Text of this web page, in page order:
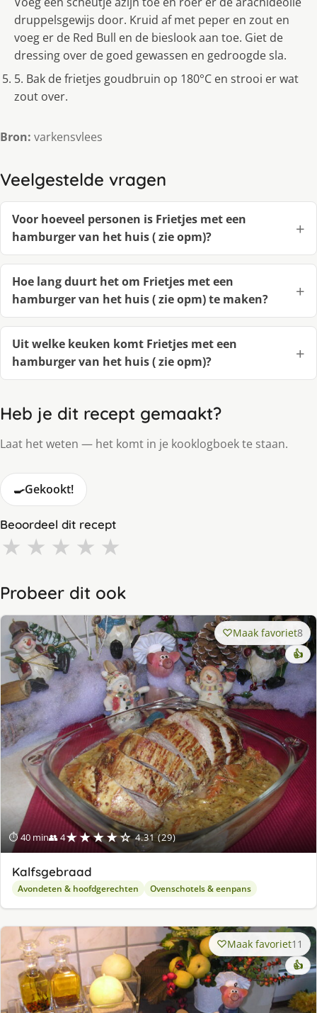
druppelsgewijs door. Kruid af met peper en zout en
voeg er de Red Bull en de bieslook aan toe. Giet de
dressing over de goed gewassen en gedroogde sla.
5. Bak de frietjes goudbruin op 180°C en strooi er wat
zout over.
Bron: varkensvlees
Veelgestelde vragen
Voor hoeveel personen is Frietjes met een
hamburger van het huis ( zie opm)?
Hoe lang duurt het om Frietjes met een
hamburger van het huis ( zie opm) te maken?
Uit welke keuken komt Frietjes met een
hamburger van het huis ( zie opm)?
Heb je dit recept gemaakt?
Laat het weten — het komt in je kooklogboek te staan.
🍳Gekookt!
Beoordeel dit recept
★ ★ ★ ★ ★
Probeer dit ook
⏱ 40 min👥 4★★★★☆ 4.31 (29)
Maak favoriet8
👍
Kalfsgebraad
Avondeten & hoofdgerechten Ovenschotels & eenpans
Maak favoriet11
👍